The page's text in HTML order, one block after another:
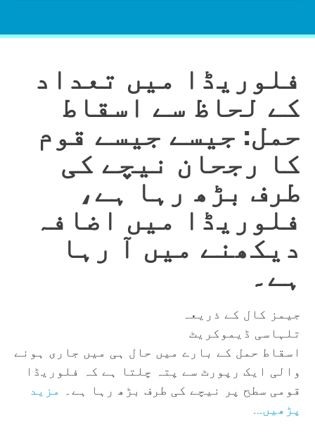
فلوریڈا میں تعداد
کے لحاظ سے اسقاط
حمل: جیسے جیسے قوم
کا رجحان نیچے کی
طرف بڑھ رہا ہے،
فلوریڈا میں اضافہ
دیکھنے میں آ رہا
ہے۔
جیمز کال کے ذریعہ
تلہاسی ڈیموکریٹ
اسقاط حمل کے بارے میں حال ہی میں جاری ہونے
والی ایک رپورٹ سے پتہ چلتا ہے کہ فلوریڈا
قومی سطح پر نیچے کی طرف بڑھ رہا ہے۔ مزید
پڑھیں…